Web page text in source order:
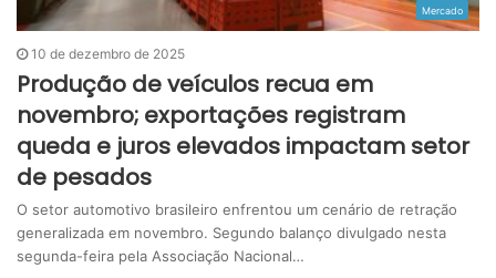
Mercado
10 de dezembro de 2025
Produção de veículos recua em
novembro; exportações registram
queda e juros elevados impactam setor
de pesados
O setor automotivo brasileiro enfrentou um cenário de retração
generalizada em novembro. Segundo balanço divulgado nesta
segunda-feira pela Associação Nacional…